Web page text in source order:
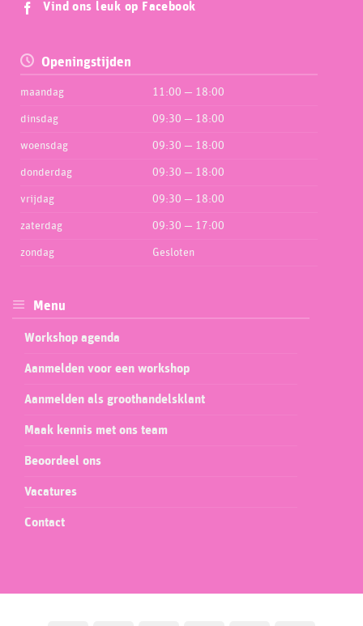
Vind ons leuk op Facebook
Openingstijden
maandag 11:00 — 18:00
dinsdag 09:30 — 18:00
woensdag 09:30 — 18:00
donderdag 09:30 — 18:00
vrijdag 09:30 — 18:00
zaterdag 09:30 — 17:00
zondag Gesloten
Menu
Workshop agenda
Aanmelden voor een workshop
Aanmelden als groothandelsklant
Maak kennis met ons team
Beoordeel ons
Vacatures
Contact